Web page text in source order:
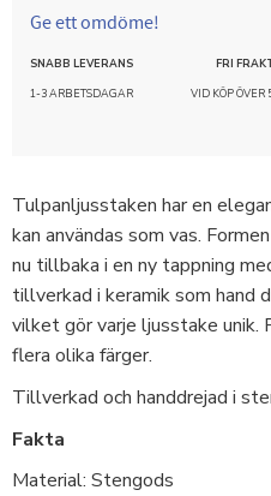
Ge ett omdöme!
SNABB LEVERANS
1-3 ARBETSDAGAR
FRI
VID KÖP ÖVER
Tulpanljusstaken har en
kan användas som vas.
nu tillbaka i en ny tappning
tillverkad i keramik som hand
vilket gör varje ljusstake unik.
flera olika färger.
Tillverkad och handdrejad i
Fakta
Material: Stengods